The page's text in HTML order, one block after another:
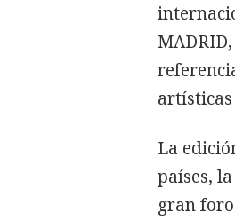
La
países,
gran